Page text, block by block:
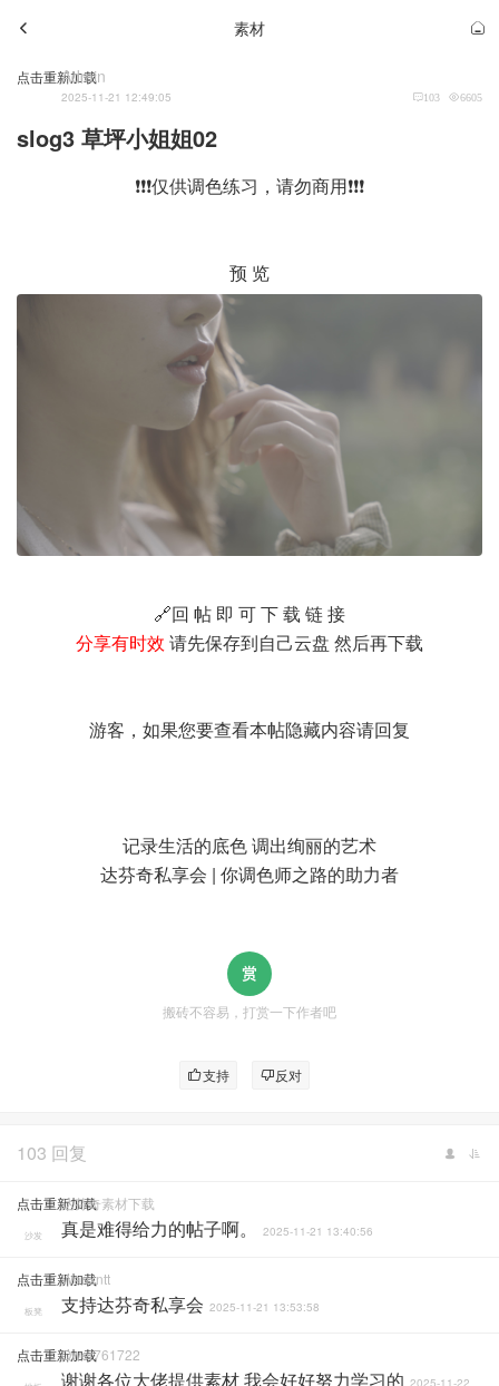
素材
点击重新加载
Admin
2025-11-21 12:49:05 103 6605
slog3 草坪小姐姐02
❗❗❗仅供调色练习，请勿商用❗❗❗
预 览
🔗回 帖 即 可 下 载 链 接
分享有时效 请先保存到自己云盘 然后再下载
游客，如果您要查看本帖隐藏内容请回复
记录生活的底色 调出绚丽的艺术
达芬奇私享会 | 你调色师之路的助力者
搬砖不容易，打赏一下作者吧
支持 反对
103 回复
点击重新加载达芬奇素材下载
沙发 真是难得给力的帖子啊。 2025-11-21 13:40:56
点击重新加载
Wanxntt
板凳 支持达芬奇私享会 2025-11-21 13:53:58
点击重新加载Qwer761722
谢谢各位大佬提供素材 我会好好努力学习的 2025-11-22